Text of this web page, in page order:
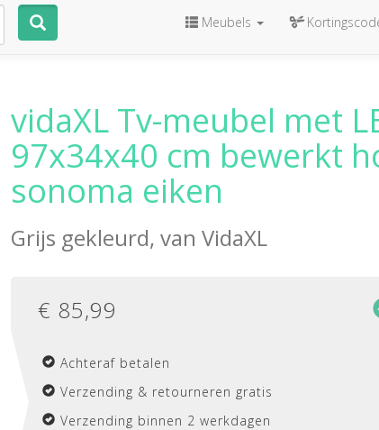
Meubels
vidaXL Tv-meubel met
97x34x40 cm bewerkt
sonoma eiken
Grijs gekleurd, van VidaXL
€ 85,99
Achteraf betalen
Verzending & retourneren gratis
Verzending binnen 2 werkdagen